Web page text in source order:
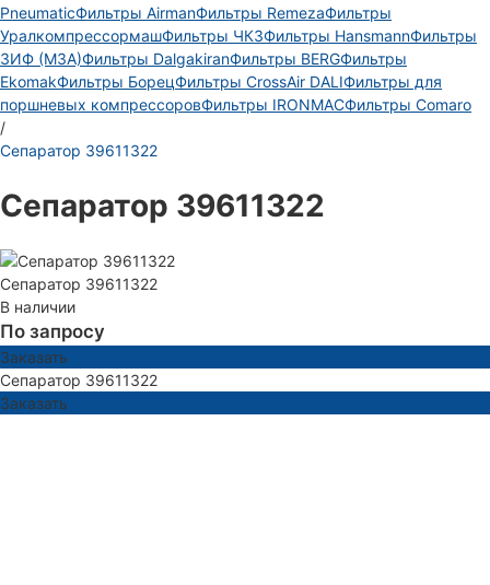
PneumaticФильтры AirmanФильтры RemezaФильтры
УралкомпрессормашФильтры ЧКЗФильтры HansmannФильтры
ЗИФ (МЗА)Фильтры DalgakiranФильтры BERGФильтры
EkomakФильтры БорецФильтры CrossAir DALIФильтры для
поршневых компрессоровФильтры IRONMACФильтры Comaro
/
Сепаратор 39611322
Сепаратор 39611322
Сепаратор 39611322
В наличии
По запросу
Заказать
Сепаратор 39611322
Заказать